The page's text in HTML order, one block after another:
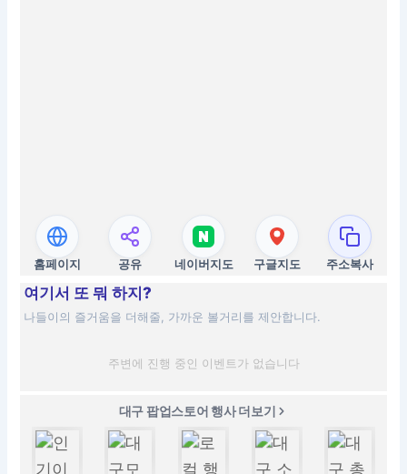
홈페이지 공유 네이버지도 구글지도 주소복사
여기서 또 뭐 하지?
나들이의 즐거움을 더해줄, 가까운 볼거리를 제안합니다.
주변에 진행 중인 이벤트가 없습니다
대구 팝업스토어 행사 더보기